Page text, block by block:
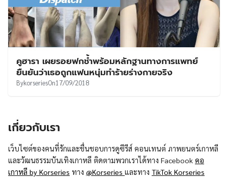
คูฮารา เผยรอยฟกช้ำพร้อมหลักฐานทางการแพทย์
ยืนยันว่าเธอถูกแฟนหนุ่มทำร้ายร่างกายจริง
BykorseriesOn17/09/2018
เกี่ยวกับเรา
เว็บไซต์ของคนที่รักและชื่นชอบการดูซีรีส์ คอนเทนต์ ภาพยนตร์เกาหลี
และวัฒนธรรมบันเทิงเกาหลี ติดตามพวกเราได้ทาง Facebook คอ
เกาหลี by Korseries ทาง @Korseries และทาง TikTok Korseries